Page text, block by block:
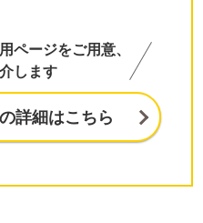
ページをご用意、
します
詳細はこちら